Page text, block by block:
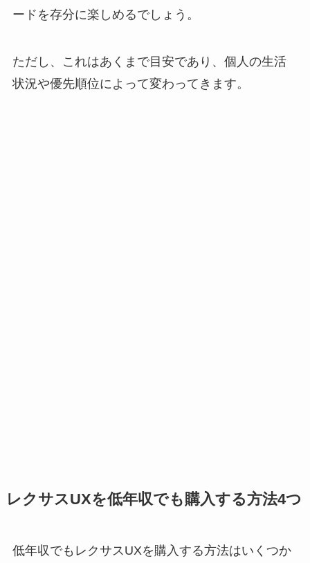
ードを存分に楽しめるでしょう。
ただし、これはあくまで目安であり、個人の生活
状況や優先順位によって変わってきます。
レクサスUXを低年収でも購入する方法4つ
低年収でもレクサスUXを購入する方法はいくつか